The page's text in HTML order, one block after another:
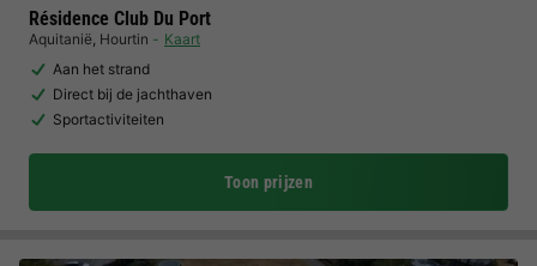
Résidence Club Du Port
Aquitanië, Hourtin
Kaart
Aan het strand
Direct bij de jachthaven
Sportactiviteiten
Toon prijzen